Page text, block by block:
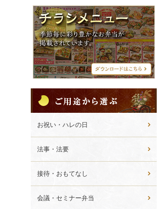
チ
ラ
シ
メ
ニ
ュ
ー
用
途
か
ら
選
ぶ
お祝い・ハレの日
法事・法要
接待・おもてなし
会議・セミナー弁当